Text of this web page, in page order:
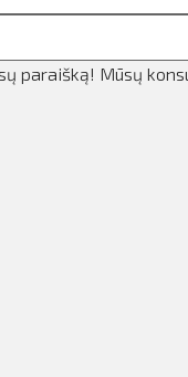
paraišką! Mūsų